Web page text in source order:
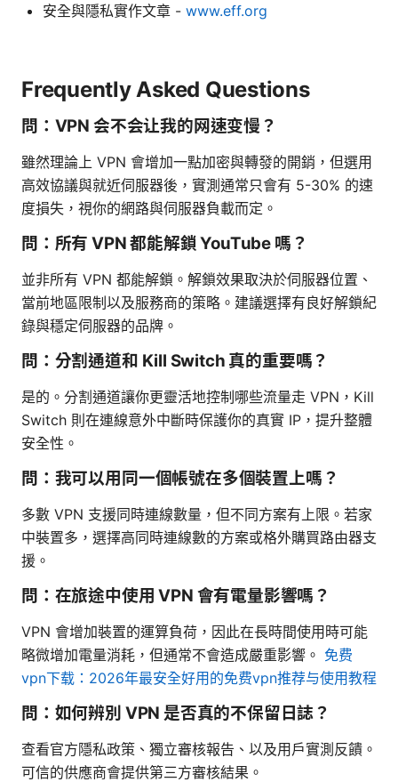
安全與隱私實作文章 - www.eff.org
Frequently Asked Questions
問：VPN 会不会让我的网速变慢？
雖然理論上 VPN 會增加一點加密與轉發的開銷，但選用
高效協議與就近伺服器後，實測通常只會有 5-30% 的速
度損失，視你的網路與伺服器負載而定。
問：所有 VPN 都能解鎖 YouTube 嗎？
並非所有 VPN 都能解鎖。解鎖效果取決於伺服器位置、
當前地區限制以及服務商的策略。建議選擇有良好解鎖紀
錄與穩定伺服器的品牌。
問：分割通道和 Kill Switch 真的重要嗎？
是的。分割通道讓你更靈活地控制哪些流量走 VPN，Kill
Switch 則在連線意外中斷時保護你的真實 IP，提升整體
安全性。
問：我可以用同一個帳號在多個裝置上嗎？
多數 VPN 支援同時連線數量，但不同方案有上限。若家
中裝置多，選擇高同時連線數的方案或格外購買路由器支
援。
問：在旅途中使用 VPN 會有電量影響嗎？
VPN 會增加裝置的運算負荷，因此在長時間使用時可能
略微增加電量消耗，但通常不會造成嚴重影響。 免费
vpn下载：2026年最安全好用的免费vpn推荐与使用教程
問：如何辨別 VPN 是否真的不保留日誌？
查看官方隱私政策、獨立審核報告、以及用戶實測反饋。
可信的供應商會提供第三方審核結果。